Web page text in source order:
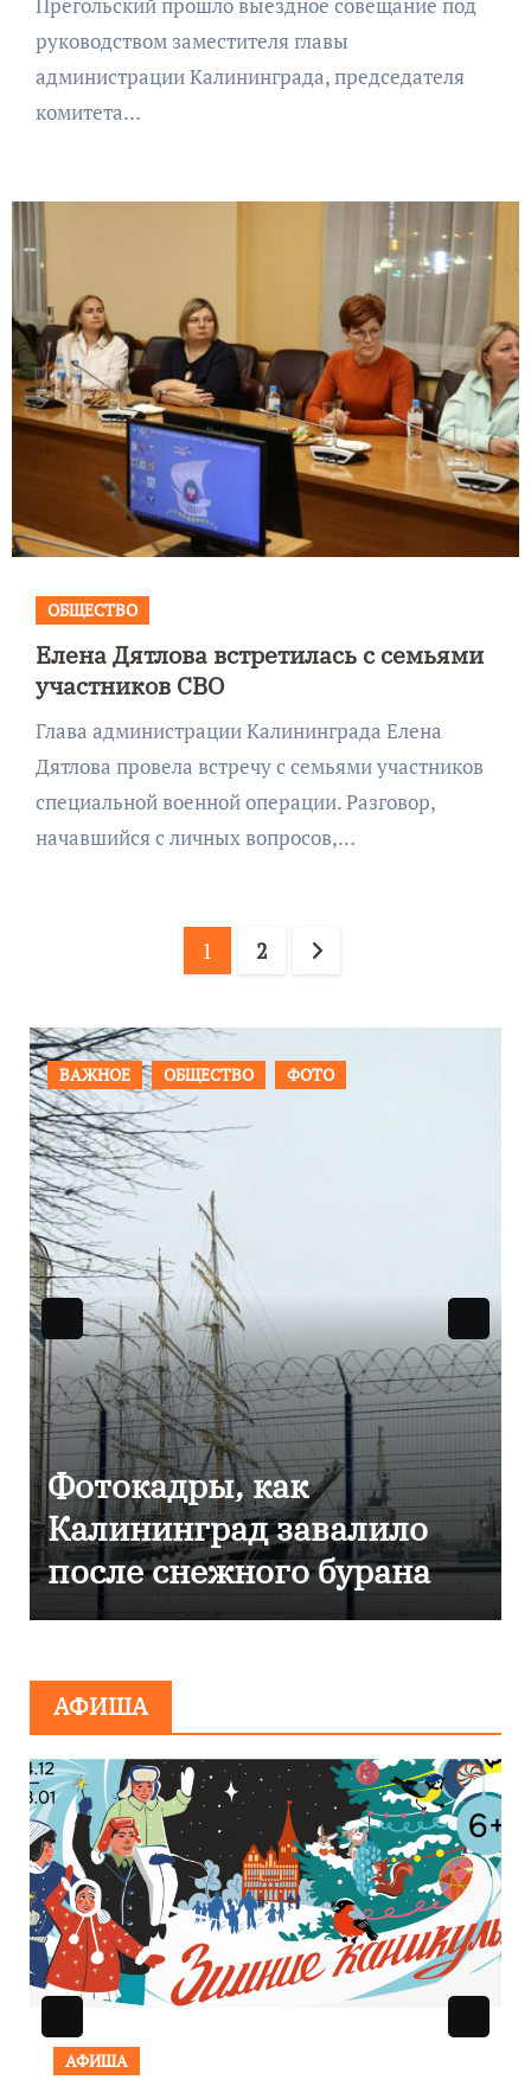
руководством заместителя главы
администрации Калининграда, председателя
комитета…
ОБЩЕСТВО
Елена Дятлова встретилась с семьями
участников СВО
Глава администрации Калининграда Елена
Дятлова провела встречу с семьями участников
специальной военной операции. Разговор,
начавшийся с личных вопросов,…
Пагинация
1 2
ПРОИСШЕСТВИЯ ФОТО
Фоторепортаж как в
Калининграде
эвакуировали ТЦ из-за
сообщения о
АФИША
АФИША